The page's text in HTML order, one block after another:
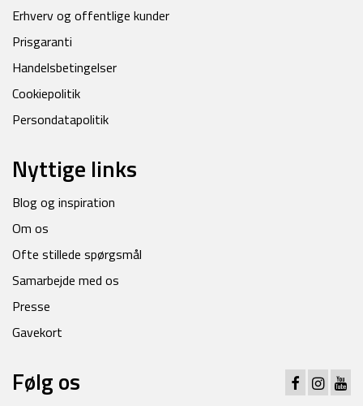
Erhverv og offentlige kunder
Prisgaranti
Handelsbetingelser
Cookiepolitik
Persondatapolitik
Nyttige links
Blog og inspiration
Om os
Ofte stillede spørgsmål
Samarbejde med os
Presse
Gavekort
Følg os